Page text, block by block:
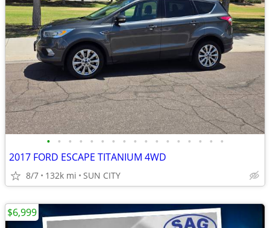
• • • • • • • • • • • • • • • • •
2017 FORD ESCAPE TITANIUM 4WD
8/7 132k mi SUN CITY
$6,999